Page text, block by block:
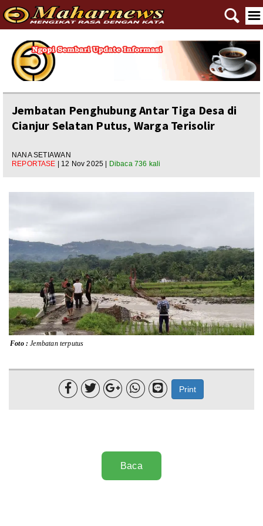
Home
Reportase
Editorial
Ngewangkong
Polpem
Pilkada
Lainnya
Sosial
Pertanian
☰
🔍
Jembatan Penghubung Antar Tiga Desa di
Cianjur Selatan Putus, Warga Terisolir
NANA SETIAWAN
REPORTASE
| 12 Nov 2025 | Dibaca 736 kali
Foto : Jembatan terputus
     Print
Baca